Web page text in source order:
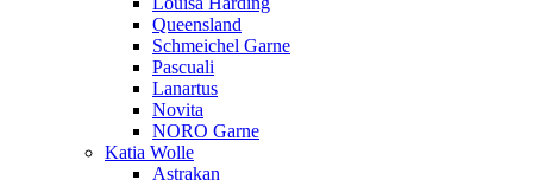
Queensland
Schmeichel Garne
Pascuali
Lanartus
Novita
NORO Garne
Katia Wolle
Astrakan